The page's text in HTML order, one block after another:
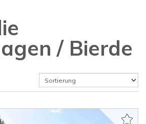
/ Bierde